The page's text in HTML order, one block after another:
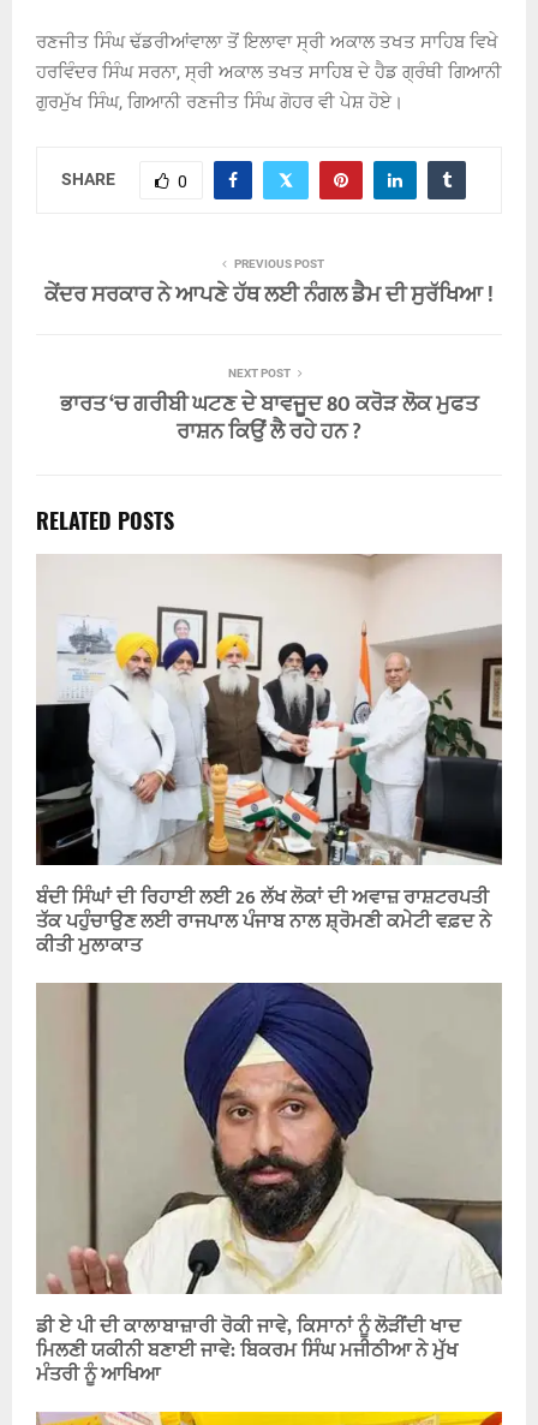
ਰਣਜੀਤ ਸਿੰਘ ਢੱਡਰੀਆਂਵਾਲਾ ਤੋਂ ਇਲਾਵਾ ਸ੍ਰੀ ਅਕਾਲ ਤਖਤ ਸਾਹਿਬ ਵਿਖੇ
ਹਰਵਿੰਦਰ ਸਿੰਘ ਸਰਨਾ, ਸ੍ਰੀ ਅਕਾਲ ਤਖਤ ਸਾਹਿਬ ਦੇ ਹੈਡ ਗ੍ਰੰਥੀ ਗਿਆਨੀ
ਗੁਰਮੁੱਖ ਸਿੰਘ, ਗਿਆਨੀ ਰਣਜੀਤ ਸਿੰਘ ਗੋਹਰ ਵੀ ਪੇਸ਼ ਹੋਏ।
SHARE 0
PREVIOUS POST
ਕੇਂਦਰ ਸਰਕਾਰ ਨੇ ਆਪਣੇ ਹੱਥ ਲਈ ਨੰਗਲ ਡੈਮ ਦੀ ਸੁਰੱਖਿਆ !
NEXT POST
ਭਾਰਤ ‘ਚ ਗਰੀਬੀ ਘਟਣ ਦੇ ਬਾਵਜੂਦ 80 ਕਰੋੜ ਲੋਕ ਮੁਫਤ
ਰਾਸ਼ਨ ਕਿਉਂ ਲੈ ਰਹੇ ਹਨ ?
RELATED POSTS
ਬੰਦੀ ਸਿੰਘਾਂ ਦੀ ਰਿਹਾਈ ਲਈ 26 ਲੱਖ ਲੋਕਾਂ ਦੀ ਅਵਾਜ਼ ਰਾਸ਼ਟਰਪਤੀ
ਤੱਕ ਪਹੁੰਚਾਉਣ ਲਈ ਰਾਜਪਾਲ ਪੰਜਾਬ ਨਾਲ ਸ਼੍ਰੋਮਣੀ ਕਮੇਟੀ ਵਫ਼ਦ ਨੇ
ਕੀਤੀ ਮੁਲਾਕਾਤ
ਡੀ ਏ ਪੀ ਦੀ ਕਾਲਾਬਾਜ਼ਾਰੀ ਰੋਕੀ ਜਾਵੇ, ਕਿਸਾਨਾਂ ਨੂੰ ਲੋੜੀਂਦੀ ਖਾਦ
ਮਿਲਣੀ ਯਕੀਨੀ ਬਣਾਈ ਜਾਵੇ: ਬਿਕਰਮ ਸਿੰਘ ਮਜੀਠੀਆ ਨੇ ਮੁੱਖ
ਮੰਤਰੀ ਨੂੰ ਆਖਿਆ